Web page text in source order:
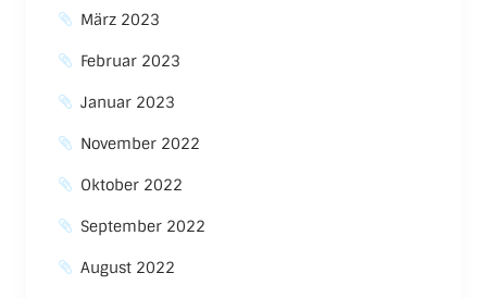
März 2023
Februar 2023
Januar 2023
November 2022
Oktober 2022
September 2022
August 2022